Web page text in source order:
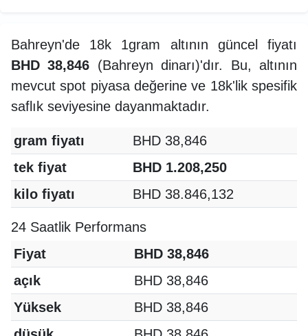
Bahreyn'de 18k 1gram altının güncel fiyatı
BHD 38,846 (Bahreyn dinarı)'dır. Bu, altının
mevcut spot piyasa değerine ve 18k'lik spesifik
saflık seviyesine dayanmaktadır.
gram fiyatı
BHD 38,846
tek fiyat
BHD 1.208,250
kilo fiyatı
BHD 38.846,132
24 Saatlik Performans
Fiyat
BHD 38,846
açık
BHD 38,846
Yüksek
BHD 38,846